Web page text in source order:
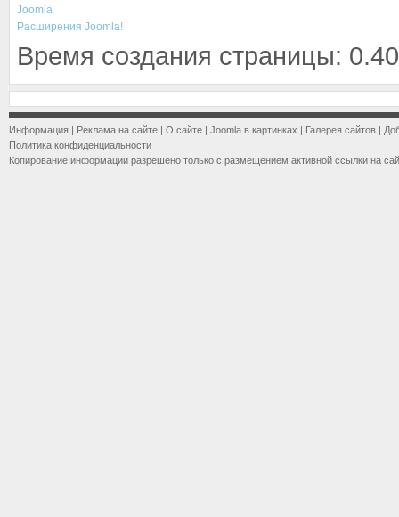
Joomla
Расширения Joomla!
Время создания страницы:
Информация | Реклама на сайте | О сайте | Joomla в картинках | Галерея сайтов |
Политика конфиденциальности
Копирование информации разрешено только с размещением активной ссылки на